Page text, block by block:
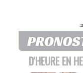
D'HEURE EN